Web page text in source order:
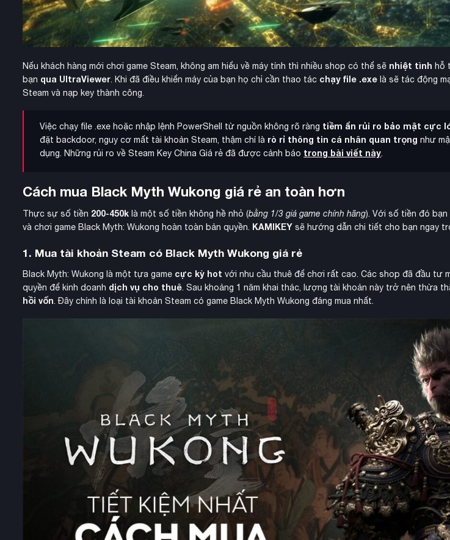
Nếu khách hàng mới chơi game Steam, không am hiểu về máy tính thì nhiều shop có thể sẽ nhiệt tình hỗ
bạn qua UltraViewer. Khi đã điều khiển máy của bạn họ chỉ cần thao tác chạy file .exe là sẽ tác động
Steam và nạp key thành công.
Việc chạy file .exe hoặc nhập lệnh PowerShell từ nguồn không rõ ràng tiềm ẩn rủi ro bảo mật cực
đặt backdoor, nguy cơ mất tài khoản Steam, thậm chí là rò rỉ thông tin cá nhân quan trọng như
dụng. Những rủi ro về Steam Key China Giá rẻ đã được cảnh báo trong bài viết này.
Cách mua Black Myth Wukong giá rẻ an toàn hơn
Thực sự số tiền 200-450k là một số tiền không hề nhỏ (bằng 1/3 giá game chính hãng). Với số tiền đó
và chơi game Black Myth: Wukong hoàn toàn bản quyền. KAMIKEY sẽ hướng dẫn chi tiết cho bạn ngay
1. Mua tài khoản Steam có Black Myth Wukong giá rẻ
Black Myth: Wukong là một tựa game cực kỳ hot với nhu cầu thuê để chơi rất cao. Các shop đã đầu tư
quyền để kinh doanh dịch vụ cho thuê. Sau khoảng 1 năm khai thác, lượng tài khoản này trở nên thừa
hồi vốn. Đây chính là loại tài khoản Steam có game Black Myth Wukong đáng mua nhất.